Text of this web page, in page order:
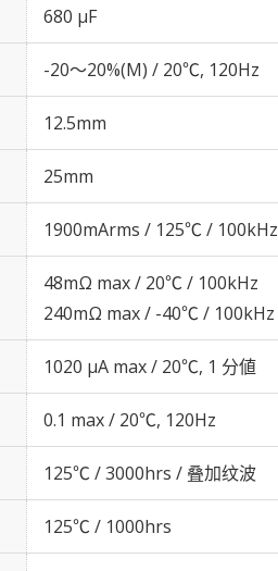
680 µF
-20～20%(M) / 20℃, 120Hz
12.5mm
25mm
1900mArms / 125℃ / 100kHz
48mΩ max / 20℃ / 100kHz
240mΩ max / -40℃ / 100kHz
1020 μA max / 20℃, 1 分値
0.1 max / 20℃, 120Hz
125℃ / 3000hrs / 叠加纹波
125℃ / 1000hrs